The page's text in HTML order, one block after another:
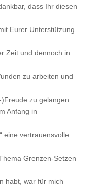
dass Ihr diesen
Eurer Unterstützung
Zeit und dennoch in
zu arbeiten und
zu gelangen.
Anfang in
eine vertrauensvolle
Grenzen-Setzen
habt, war für mich